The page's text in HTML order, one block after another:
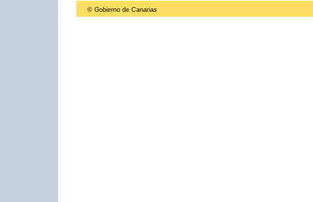
© Gobierno de Canarias